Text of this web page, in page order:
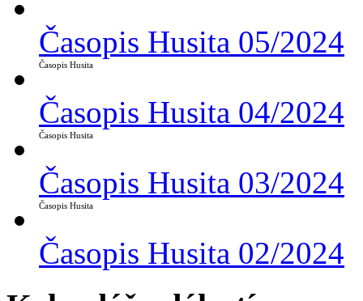
Časopis Husita 05/2024
Časopis Husita
Časopis Husita 04/2024
Časopis Husita
Časopis Husita 03/2024
Časopis Husita
Časopis Husita 02/2024